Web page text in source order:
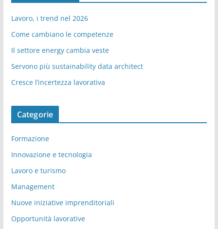
Lavoro, i trend nel 2026
Come cambiano le competenze
Il settore energy cambia veste
Servono più sustainability data architect
Cresce l’incertezza lavorativa
Categorie
Formazione
Innovazione e tecnologia
Lavoro e turismo
Management
Nuove iniziative imprenditoriali
Opportunità lavorative